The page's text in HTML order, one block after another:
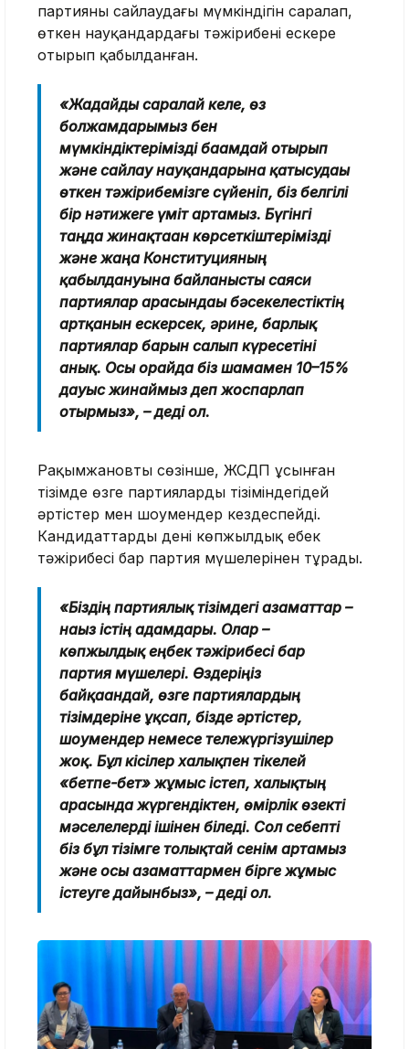
партияның сайлаудағы мүмкіндігін саралап,
өткен науқандардағы тәжірибені ескере
отырып қабылданған.
«Жағдайды саралай келе, өз
болжамдарымыз бен
мүмкіндіктерімізді бағамдай отырып
және сайлау науқандарына қатысудағы
өткен тәжірибемізге сүйеніп, біз белгілі
бір нәтижеге үміт артамыз. Бүгінгі
таңда жинақтаған көрсеткіштерімізді
және жаңа Конституцияның
қабылдануына байланысты саяси
партиялар арасындағы бәсекелестіктің
артқанын ескерсек, әрине, барлық
партиялар барын салып күресетіні
анық. Осы орайда біз шамамен 10–15%
дауыс жинаймыз деп жоспарлап
отырмыз», – деді ол.
Рақымжановтың сөзінше, ЖСДП ұсынған
тізімде өзге партиялардың тізіміндегідей
әртістер мен шоумендер кездеспейді.
Кандидаттардың дені көпжылдық еңбек
тәжірибесі бар партия мүшелерінен тұрады.
«Біздің партиялық тізімдегі азаматтар –
нағыз істің адамдары. Олар –
көпжылдық еңбек тәжірибесі бар
партия мүшелері. Өздеріңіз
байқағандай, өзге партиялардың
тізімдеріне ұқсап, бізде әртістер,
шоумендер немесе тележүргізушілер
жоқ. Бұл кісілер халықпен тікелей
«бетпе-бет» жұмыс істеп, халықтың
арасында жүргендіктен, өмірлік өзекті
мәселелерді ішінен біледі. Сол себепті
біз бұл тізімге толықтай сенім артамыз
және осы азаматтармен бірге жұмыс
істеуге дайынбыз», – деді ол.